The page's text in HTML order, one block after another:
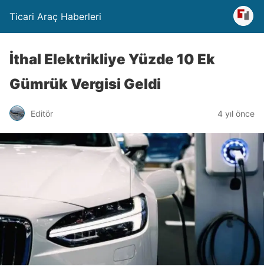
Ticari Araç Haberleri
İthal Elektrikliye Yüzde 10 Ek
Gümrük Vergisi Geldi
Editör 4 yıl önce